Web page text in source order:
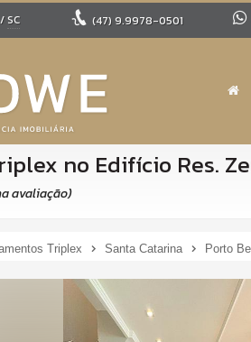
SC (47)9.9978-0501
no Edifício Res.
avaliação)
Triplex Santa Catarina Porto